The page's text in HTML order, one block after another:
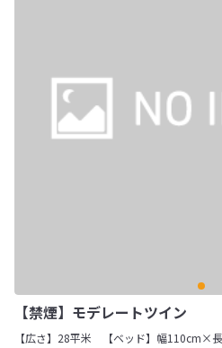
【禁煙】モデレートツイン
【広さ】28平米
【ベッド】幅110cm×